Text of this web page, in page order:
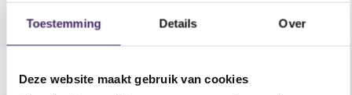
Toestemming Details Over
Deze website maakt gebruik van cookies
infrarood afstandsbediening is ook inbegrepen voor
eenvoudige bediening met een druk op de knop.
Pack: